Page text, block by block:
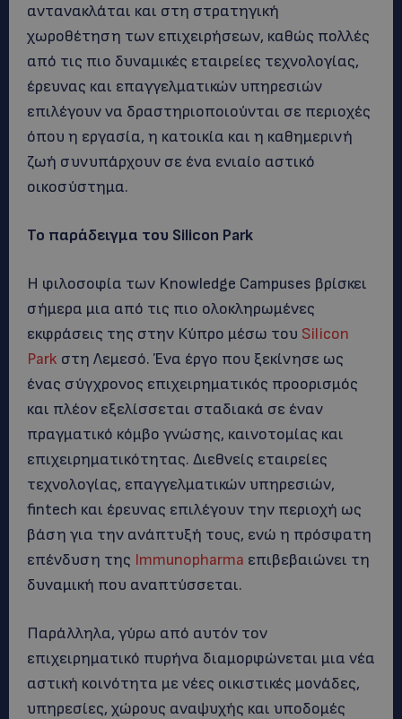
αντανακλάται και στη στρατηγική
χωροθέτηση των επιχειρήσεων, καθώς πολλές
από τις πιο δυναμικές εταιρείες τεχνολογίας,
έρευνας και επαγγελματικών υπηρεσιών
επιλέγουν να δραστηριοποιούνται σε περιοχές
όπου η εργασία, η κατοικία και η καθημερινή
ζωή συνυπάρχουν σε ένα ενιαίο αστικό
οικοσύστημα.
Το παράδειγμα του Silicon Park
Η φιλοσοφία των Knowledge Campuses βρίσκει
σήμερα μια από τις πιο ολοκληρωμένες
εκφράσεις της στην Κύπρο μέσω του Silicon
Park στη Λεμεσό. Ένα έργο που ξεκίνησε ως
ένας σύγχρονος επιχειρηματικός προορισμός
και πλέον εξελίσσεται σταδιακά σε έναν
πραγματικό κόμβο γνώσης, καινοτομίας και
επιχειρηματικότητας. Διεθνείς εταιρείες
τεχνολογίας, επαγγελματικών υπηρεσιών,
fintech και έρευνας επιλέγουν την περιοχή ως
βάση για την ανάπτυξή τους, ενώ η πρόσφατη
επένδυση της Immunopharma επιβεβαιώνει τη
δυναμική που αναπτύσσεται.
Παράλληλα, γύρω από αυτόν τον
επιχειρηματικό πυρήνα διαμορφώνεται μια νέα
αστική κοινότητα με νέες οικιστικές μονάδες,
υπηρεσίες, χώρους αναψυχής και υποδομές